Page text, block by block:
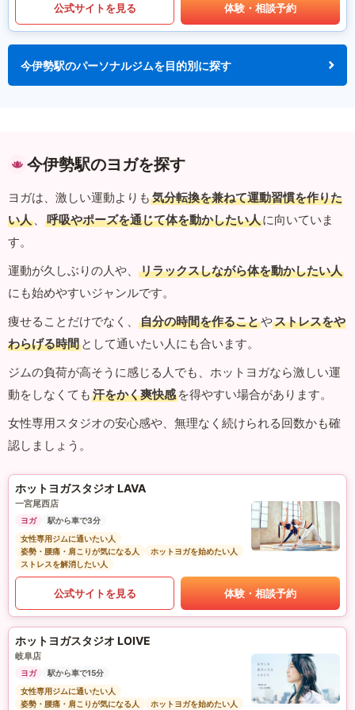
公式サイトを見る 体験・相談予約
今伊勢駅のパーソナルジムを目的別に探す
今伊勢駅のヨガを探す
ヨガは、激しい運動よりも 気分転換を兼ねて運動習慣を作りた
い人 、 呼吸やポーズを通じて体を動かしたい人に向いていま
す。
運動が久しぶりの人や、
リラックスしながら体を動かしたい人
にも始めやすいジャンルです。
痩せることだけでなく、
自分の時間を作ることやストレスをや
わらげる時間 として通いたい人にも合います。
ジムの負荷が高そうに感じる人でも、ホットヨガなら激しい運
動をしなくても 汗をかく爽快感 を得やすい場合があります。
女性専用スタジオの安心感や、無理なく続けられる回数かも確
認しましょう。
ホットヨガスタジオ LAVA
一宮尾西店
ヨガ
駅から車で3分
女性専用ジムに通いたい人
姿勢・腰痛・肩こりが気になる人
ホットヨガを始めたい人
ストレスを解消したい人
公式サイトを見る 体験・相談予約
ホットヨガスタジオ LOIVE
岐阜店
ヨガ
駅から車で15分
女性専用ジムに通いたい人
姿勢・腰痛・肩こりが気になる人
ホットヨガを始めたい人